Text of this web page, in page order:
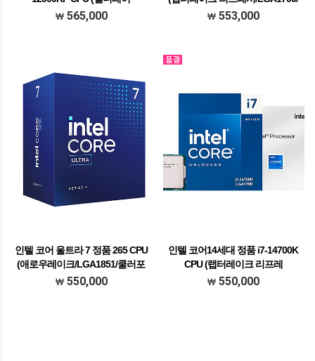
크/LGA1700/쿨러미포함)
565,000
쿨러미포함)
553,000
인텔 코어 울트라 7 정품 265 CPU
(애로우레이크/LGA1851/쿨러포
함)
550,000
인텔 코어14세대 정품 i7-14700K
CPU (랩터레이크 리프레
시/LGA1700/쿨러미포함)
550,000